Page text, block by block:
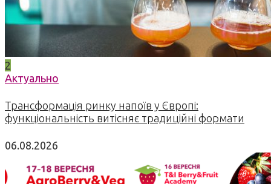
2
Актуально
Трансформація ринку напоїв у Європі:
функціональність витісняє традиційні формати
06.08.2026